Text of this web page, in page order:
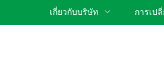
เกี่ยวกับบริษัท การเป